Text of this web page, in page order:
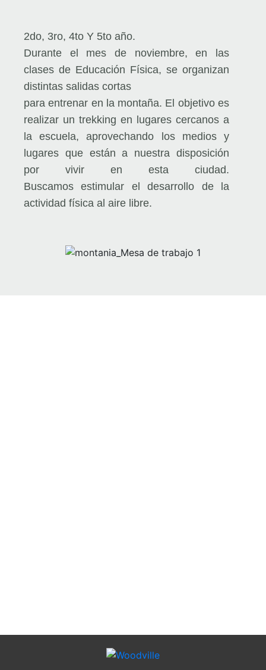
2do, 3ro, 4to Y 5to año.
Durante el mes de noviembre, en las
clases de Educación Física, se organizan
distintas salidas cortas
para entrenar en la montaña. El objetivo es
realizar un trekking en lugares cercanos a
la escuela, aprovechando los medios y
lugares que están a nuestra disposición
por vivir en esta ciudad.
Buscamos estimular el desarrollo de la
actividad física al aire libre.